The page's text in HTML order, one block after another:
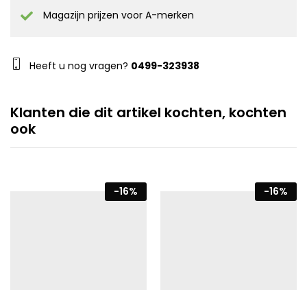
Magazijn prijzen voor A-merken
Heeft u nog vragen? 0499-323938
Klanten die dit artikel kochten, kochten
ook
-16% -16%